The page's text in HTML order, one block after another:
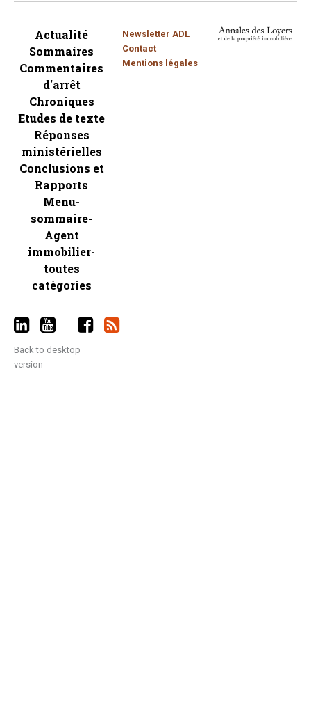
Actualité
Sommaires
Commentaires
d'arrêt
Chroniques
Etudes de texte
Réponses
ministérielles
Conclusions et
Rapports
Menu-
sommaire-
Agent
immobilier-
toutes
catégories
Newsletter ADL
Contact
Mentions légales
Back to desktop
version